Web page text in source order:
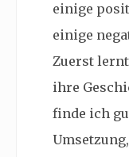
einige
einige
Zuerst lernt
ihre
finde ich